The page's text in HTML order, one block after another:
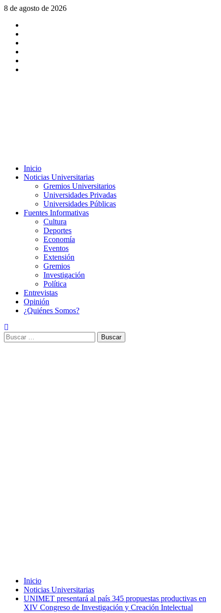
Saltar
contenido
8 de agosto de 2026
Menú
principal
Inicio
Noticias Universitarias
Gremios Universitarios
Universidades Privadas
Universidades Públicas
Fuentes Informativas
Cultura
Deportes
Economía
Eventos
Extensión
Gremios
Investigación
Política
Entrevistas
Opinión
¿Quiénes Somos?
Buscar:
Inicio
Noticias Universitarias
UNIMET presentará al país 345 propuestas productivas en
XIV Congreso de Investigación y Creación Intelectual